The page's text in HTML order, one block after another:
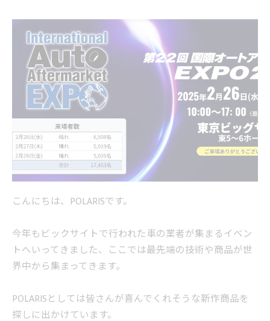
こんにちは、POLARISです。
今年もビックサイトで行われた車の業者が集まるイベン
トへいってきました、ここでは最先端の技術や商品が世
界中から集まってきます。
POLARISとしては皆さんが喜んでくれそうな新作商品を
探しに出かけています。